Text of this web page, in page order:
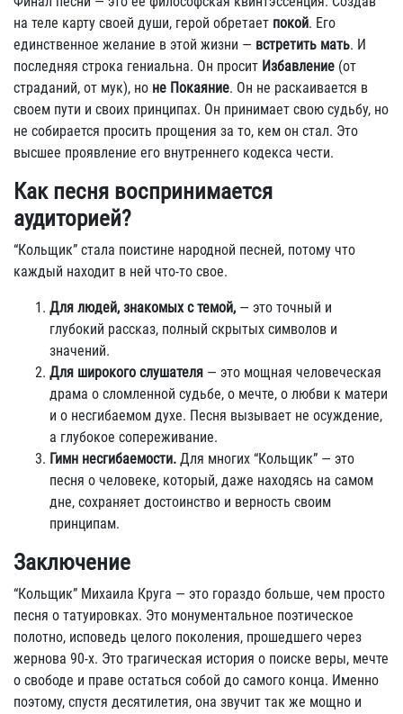
на теле карту своей души, герой обретает покой. Его
единственное желание в этой жизни — встретить мать. И
последняя строка гениальна. Он просит Избавление (от
страданий, от мук), но не Покаяние. Он не раскаивается в
своем пути и своих принципах. Он принимает свою судьбу, но
не собирается просить прощения за то, кем он стал. Это
высшее проявление его внутреннего кодекса чести.
Как песня воспринимается
аудиторией?
“Кольщик” стала поистине народной песней, потому что
каждый находит в ней что-то свое.
Для людей, знакомых с темой, — это точный и
глубокий рассказ, полный скрытых символов и
значений.
Для широкого слушателя — это мощная человеческая
драма о сломленной судьбе, о мечте, о любви к матери
и о несгибаемом духе. Песня вызывает не осуждение,
а глубокое сопереживание.
Гимн несгибаемости. Для многих “Кольщик” — это
песня о человеке, который, даже находясь на самом
дне, сохраняет достоинство и верность своим
принципам.
Заключение
“Кольщик” Михаила Круга — это гораздо больше, чем просто
песня о татуировках. Это монументальное поэтическое
полотно, исповедь целого поколения, прошедшего через
жернова 90-х. Это трагическая история о поиске веры, мечте
о свободе и праве остаться собой до самого конца. Именно
поэтому, спустя десятилетия, она звучит так же мощно и